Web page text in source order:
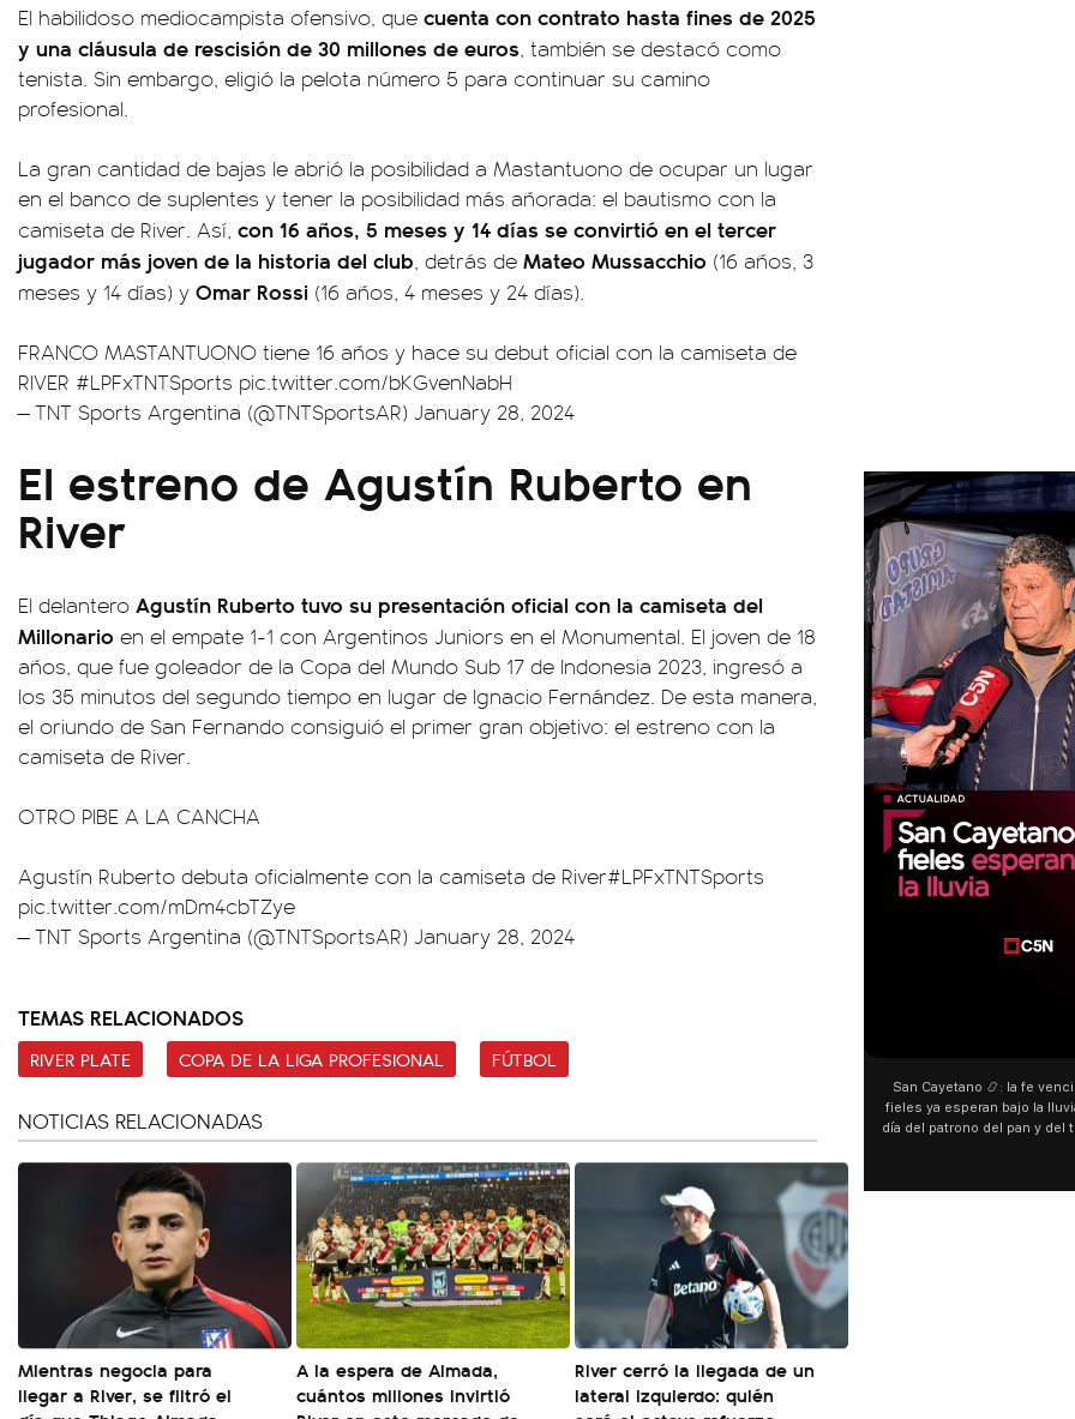
El habilidoso mediocampista ofensivo, que cuenta con contrato hasta fines de 2025
y una cláusula de rescisión de 30 millones de euros, también se destacó como
tenista. Sin embargo, eligió la pelota número 5 para continuar su camino
profesional.
La gran cantidad de bajas le abrió la posibilidad a Mastantuono de ocupar un lugar
en el banco de suplentes y tener la posibilidad más añorada: el bautismo con la
camiseta de River. Así, con 16 años, 5 meses y 14 días se convirtió en el tercer
jugador más joven de la historia del club, detrás de Mateo Mussacchio (16 años, 3
meses y 14 días) y Omar Rossi (16 años, 4 meses y 24 días).
FRANCO MASTANTUONO tiene 16 años y hace su debut oficial con la camiseta de
RIVER #LPFxTNTSports pic.twitter.com/bKGvenNabH
— TNT Sports Argentina (@TNTSportsAR) January 28, 2024
El estreno de Agustín Ruberto en
River
El delantero Agustín Ruberto tuvo su presentación oficial con la camiseta del
Millonario en el empate 1-1 con Argentinos Juniors en el Monumental. El joven de 18
años, que fue goleador de la Copa del Mundo Sub 17 de Indonesia 2023, ingresó a
los 35 minutos del segundo tiempo en lugar de Ignacio Fernández. De esta manera,
el oriundo de San Fernando consiguió el primer gran objetivo: el estreno con la
camiseta de River.
OTRO PIBE A LA CANCHA
Agustín Ruberto debuta oficialmente con la camiseta de River#LPFxTNTSports
pic.twitter.com/mDm4cbTZye
— TNT Sports Argentina (@TNTSportsAR) January 28, 2024
TEMAS RELACIONADOS
RIVER PLATE COPA DE LA LIGA PROFESIONAL FÚTBOL
NOTICIAS RELACIONADAS
Mientras negocia para
llegar a River, se filtró el
A la espera de Almada,
cuántos millones invirtió
River cerró la llegada de un
lateral izquierdo: quién
San Cayetano 📿: la fe venció
fieles ya esperan bajo la lluvia
día del patrono del pan y del
y pedir. 🎙️